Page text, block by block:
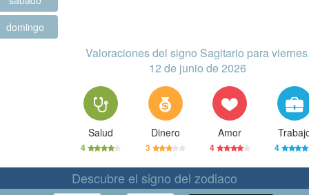
domingo
Valoraciones del signo Sagitario para viernes,
12 de junio de 2026
Salud
4
Dinero
3
Amor
4 4
Descubre el signo del zodiaco